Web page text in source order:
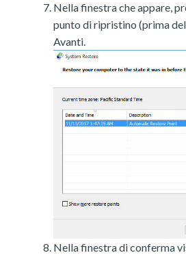
Nella finestra che appare,
punto di ripristino (prima
Avanti.
Nella finestra di conferma